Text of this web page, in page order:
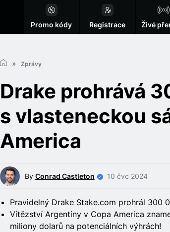
Promo kódy Registrace Živé
Zprávy
Drake prohrává
s vlasteneckou
America
By Conrad Castleton 10 čvc 2024
Pravidelný Drake Stake.com prohrál 300
Vítězství Argentiny v Copa America
miliony dolarů na potenciálních výhrách!